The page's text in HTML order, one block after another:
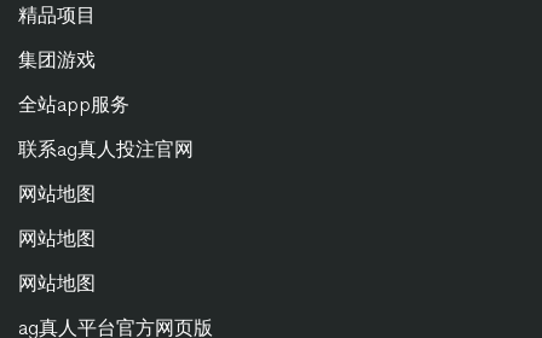
精品项目
集团游戏
全站app服务
联系ag真人投注官网
网站地图
网站地图
网站地图
ag真人平台官方网页版